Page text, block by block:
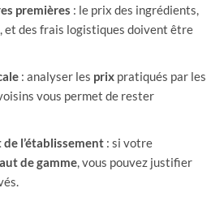
premières : le prix des ingrédients,
et des frais logistiques doivent être
: analyser les prix pratiqués par les
vous permet de rester
l’établissement : si votre
de gamme, vous pouvez justifier